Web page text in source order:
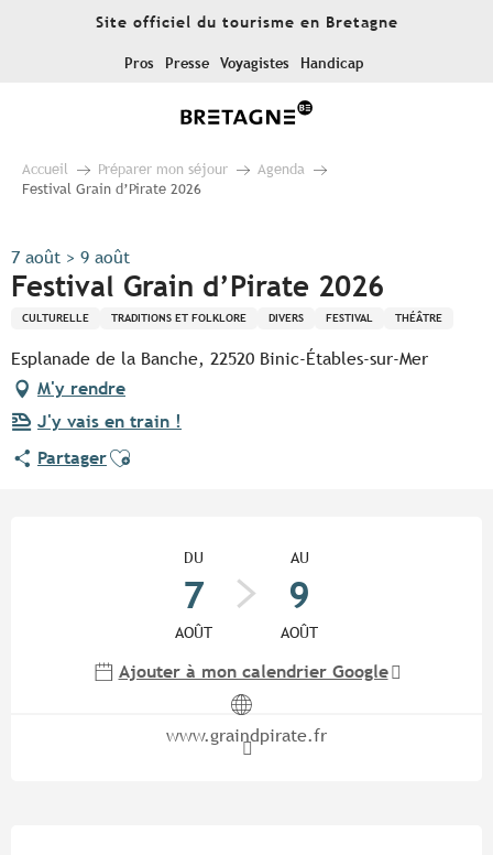
Site officiel du tourisme en Bretagne
Pros Presse Voyagistes Handicap
Accueil Préparer mon séjour
Agenda
Festival Grain d’Pirate 2026
7 août > 9 août
Festival Grain d’Pirate 2026
CULTURELLE TRADITIONS ET FOLKLORE DIVERS FESTIVAL THÉÂTRE
Esplanade de la Banche, 22520 Binic-Étables-sur-Mer
M'y rendre
J'y vais en train !
PartagerAjouter aux favoris
DU
7
AOÛT
AU
9
AOÛT
Ajouter à mon calendrier Google
www.graindpirate.fr